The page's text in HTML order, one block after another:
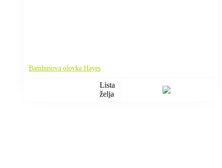
Bambusova olovka Hayes
Lista
želja